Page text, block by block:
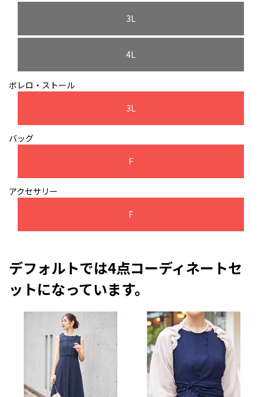
3L
4L
ボレロ・ストール
3L
バッグ
F
アクセサリー
F
デフォルトでは4点コーディネートセ
ットになっています。